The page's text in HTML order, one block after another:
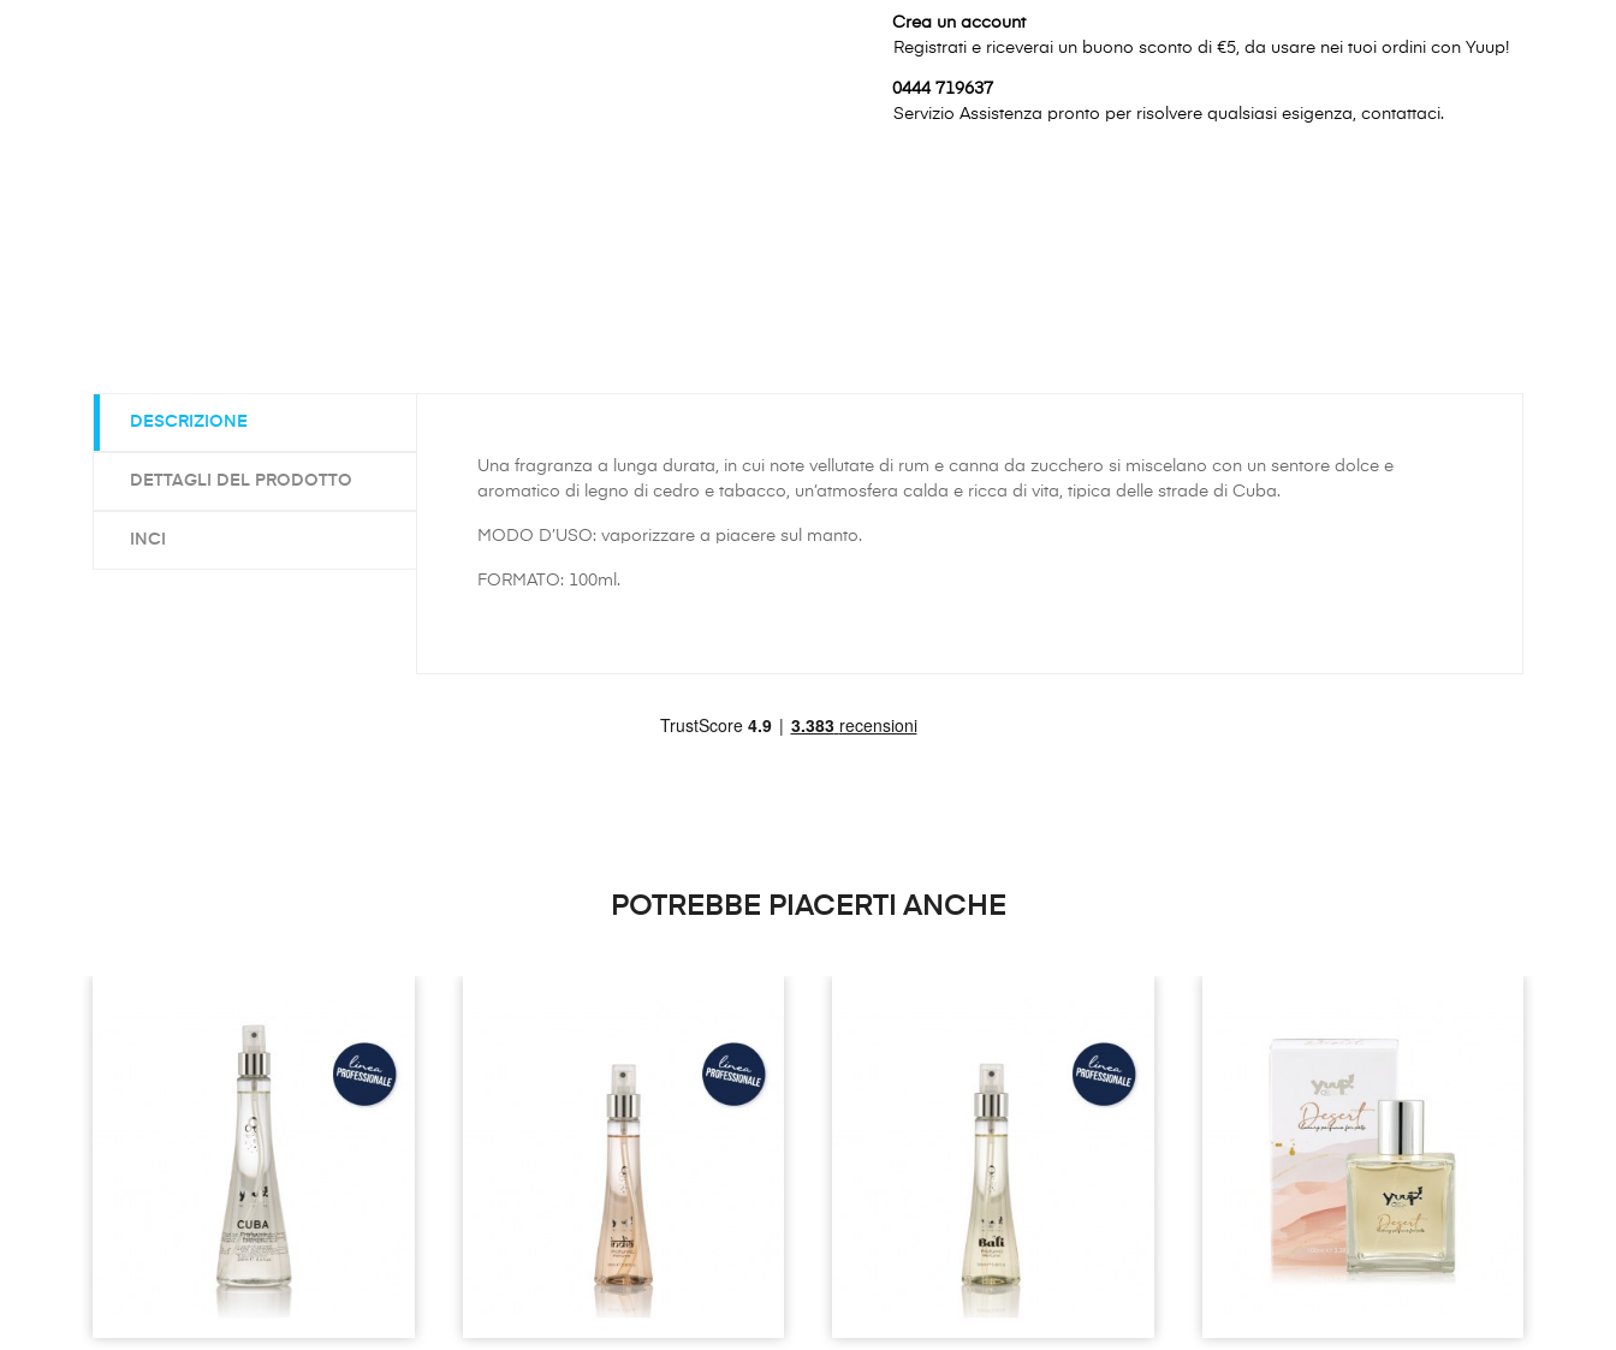
Crea un account
Registrati e riceverai un buono sconto di €5, da usare nei tuoi ordini con Yuup!
0444 719637
Servizio Assistenza pronto per risolvere qualsiasi esigenza, contattaci.
DESCRIZIONE
DETTAGLI DEL PRODOTTO
INCI
Una fragranza a lunga durata, in cui note vellutate di rum e canna da zucchero si miscelano con un sentore dolce e
aromatico di legno di cedro e tabacco, un’atmosfera calda e ricca di vita, tipica delle strade di Cuba.
MODO D’USO: vaporizzare a piacere sul manto.
FORMATO: 100ml.
POTREBBE PIACERTI ANCHE